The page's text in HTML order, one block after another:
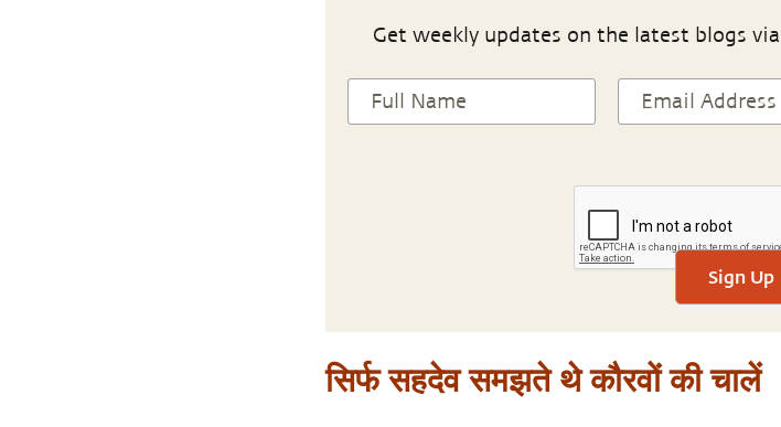
Get weekly updates on the latest blogs
Sign Up
सिर्फ सहदेव समझते थे कौरवों की चालें